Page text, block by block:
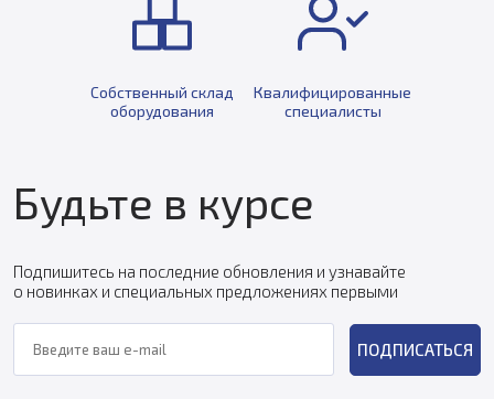
Собственный склад
оборудования
Квалифицированные
специалисты
Будьте в курсе
Подпишитесь на последние обновления и узнавайте
о новинках и специальных предложениях первыми
ПОДПИСАТЬСЯ